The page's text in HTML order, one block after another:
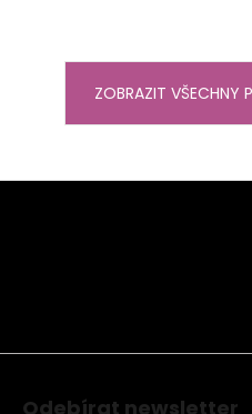
ZOBRAZIT VŠECHNY
Z
Odebírat newsletter